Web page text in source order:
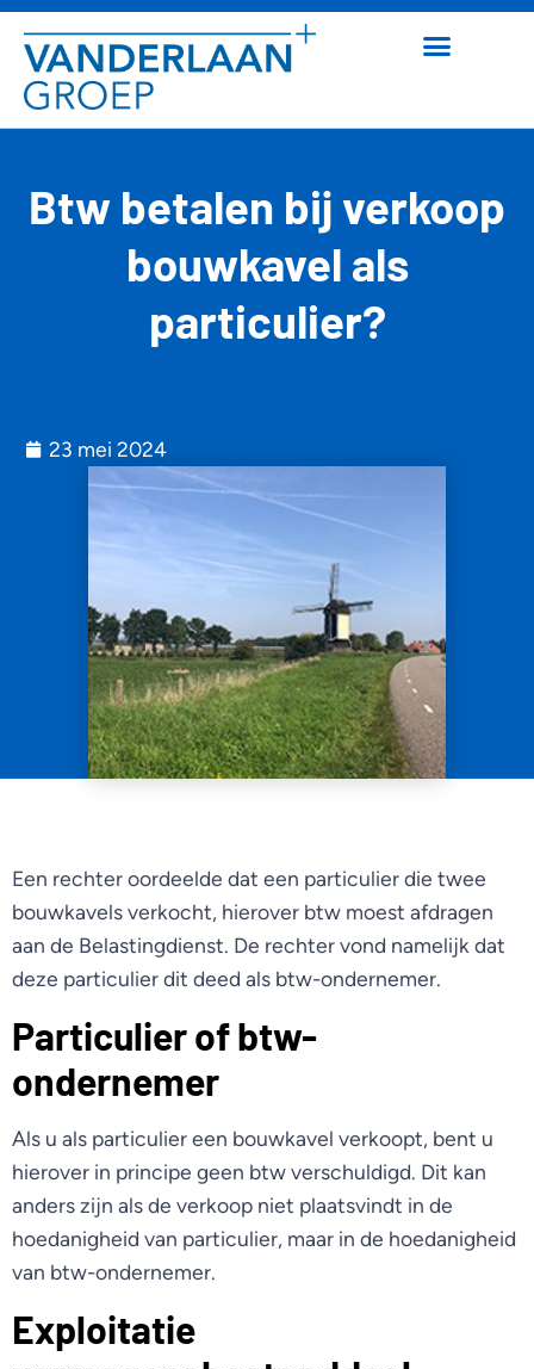
Btw betalen bij verkoop
bouwkavel als
particulier?
23 mei 2024
Een rechter oordeelde dat een particulier die twee
bouwkavels verkocht, hierover btw moest afdragen
aan de Belastingdienst. De rechter vond namelijk dat
deze particulier dit deed als btw-ondernemer.
Particulier of btw-
ondernemer
Als u als particulier een bouwkavel verkoopt, bent u
hierover in principe geen btw verschuldigd. Dit kan
anders zijn als de verkoop niet plaatsvindt in de
hoedanigheid van particulier, maar in de hoedanigheid
van btw-ondernemer.
Exploitatie